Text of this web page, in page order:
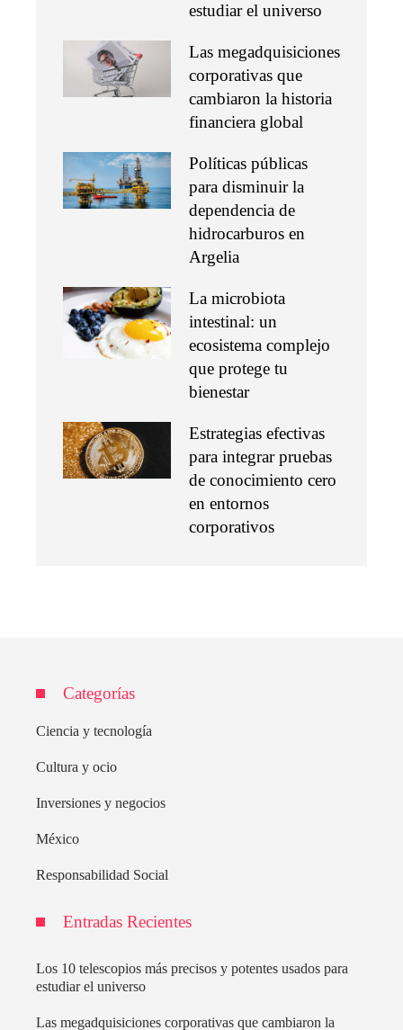
estudiar el universo
Las megadquisiciones
corporativas que
cambiaron la historia
financiera global
Políticas públicas
para disminuir la
dependencia de
hidrocarburos en
Argelia
La microbiota
intestinal: un
ecosistema complejo
que protege tu
bienestar
Estrategias efectivas
para integrar pruebas
de conocimiento cero
en entornos
corporativos
Categorías
Ciencia y tecnología
Cultura y ocio
Inversiones y negocios
México
Responsabilidad Social
Entradas Recientes
Los 10 telescopios más precisos y potentes usados para
estudiar el universo
Las megadquisiciones corporativas que cambiaron la